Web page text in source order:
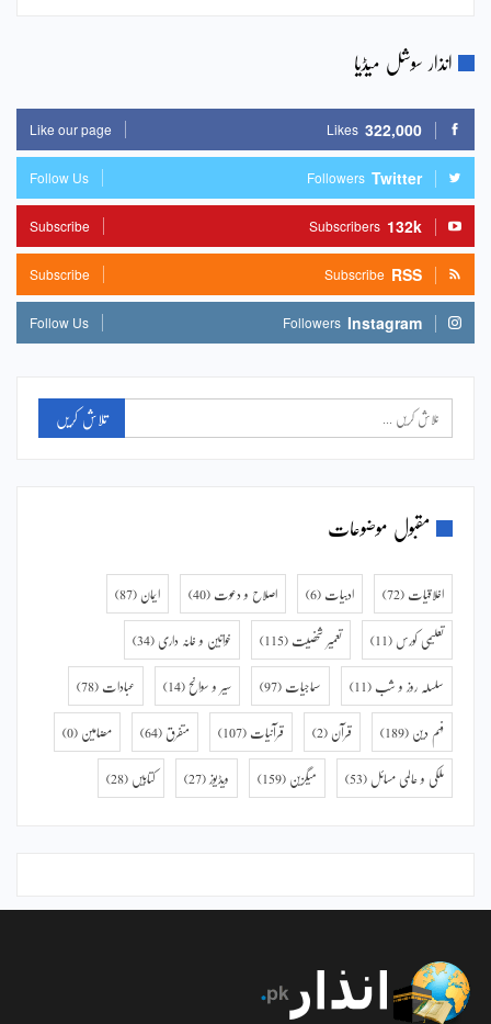
انذار سوشل میڈیا
322,000
Likes
Like our page
Twitter
Followers
Follow Us
132k
Subscribers
Subscribe
RSS
Subscribe
Subscribe
Instagram
Followers
Follow Us
مقبول موضوعات
اخلاقیات (72) ادبیات (6) اصلاح و دعوت (40) ایمان (87)
تعلیمی کورس (11) تعمیر شخصیت (115) خواتین و خانہ داری (34)
سلسلہ روز و شب (11) سماجیات (97) سیر و سوانح (14) عبادات (78)
فہم دین (189) قرآن (2) قرآنیات (107) متفرق (64) مضامین (0)
ملکی و عالمی مسائل (53) میگزین (159) ویڈیوز (27) کتابیں (28)